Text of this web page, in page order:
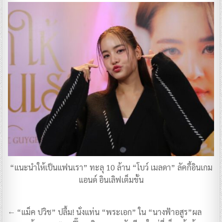
“แนะนำให้เป็นแฟนเรา” ทะลุ 10 ล้าน “โบว์ เมลดา” ลัคกี้อินเกม
แอนด์ อินเลิฟเต็มขั้น
แนะแนว
← “แม็ค ปวิช” ปลื้ม! นั่งแท่น “พระเอก” ใน “นางฟ้าอสูร”ผล